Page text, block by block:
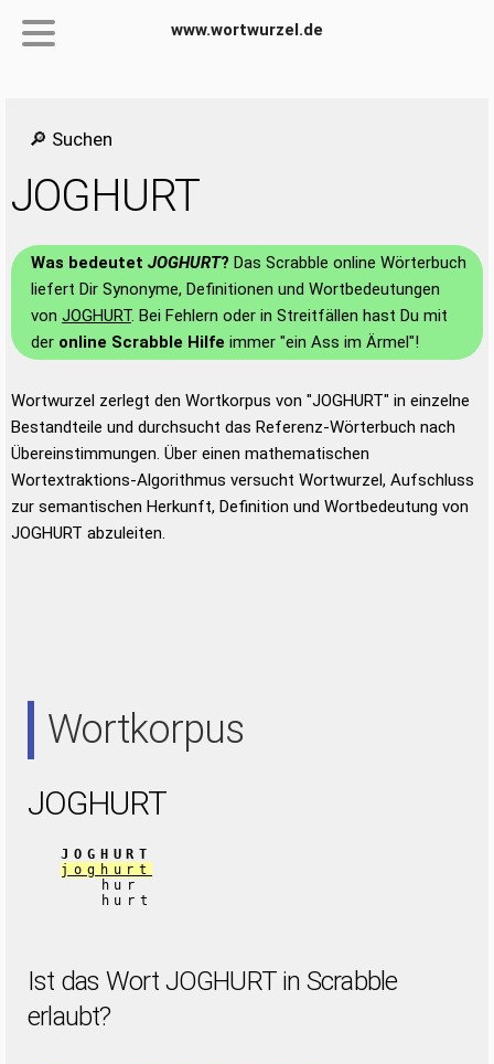
www.wortwurzel.de
🔎 Suchen
JOGHURT
Was bedeutet JOGHURT? Das Scrabble online Wörterbuch
liefert Dir Synonyme, Definitionen und Wortbedeutungen
von JOGHURT. Bei Fehlern oder in Streitfällen hast Du mit
der online Scrabble Hilfe immer "ein Ass im Ärmel"!
Wortwurzel zerlegt den Wortkorpus von "JOGHURT" in einzelne
Bestandteile und durchsucht das Referenz-Wörterbuch nach
Übereinstimmungen. Über einen mathematischen
Wortextraktions-Algorithmus versucht Wortwurzel, Aufschluss
zur semantischen Herkunft, Definition und Wortbedeutung von
JOGHURT abzuleiten.
Wortkorpus
JOGHURT
JOGHURT
joghurt
hur
hurt
Ist das Wort JOGHURT in Scrabble
erlaubt?